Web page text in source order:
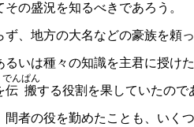
の盛況を知るべきであろう。
、地方の大名などの豪族を頼
いは種々の知識を主君に授け
伝搬
でんぱん
する役割を果していたの
者の役を勤めたことも、いく